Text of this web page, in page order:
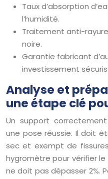
Taux d’absorption
l’humidité.
Traitement anti-
noire.
Garantie fabricant
investissement
Analyse et
une étape clé
Un support
une pose réussie. Il doit
sec et exempt de fissures
hygromètre pour vérifier le
ne doit pas dépasser 2%.